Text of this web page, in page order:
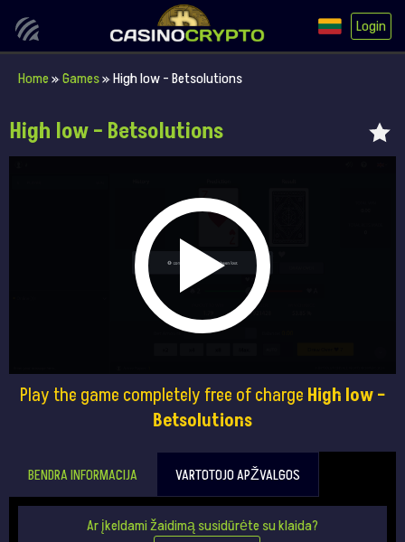
Login
Home»Games»High low – Betsolutions
High low – Betsolutions
Play the game completely free of charge High low –
Betsolutions
BENDRA INFORMACIJA VARTOTOJO APŽVALGOS
Ar įkeldami žaidimą susidūrėte su klaida?